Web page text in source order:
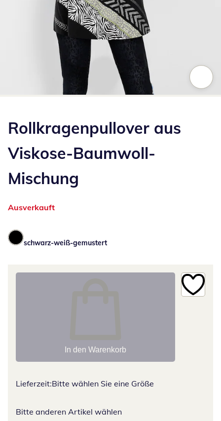
Rollkragenpullover aus
Viskose-Baumwoll-
Mischung
Ausverkauft
schwarz-weiß-gemustert
In den Warenkorb
Lieferzeit:Bitte wählen Sie eine Größe
Bitte anderen Artikel wählen